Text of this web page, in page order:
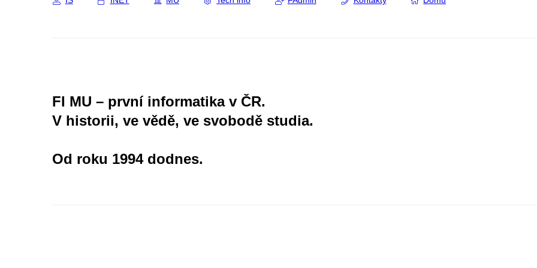
FI MU – první informatika v ČR.
V historii, ve vědě, ve svobodě studia.
Od roku 1994 dodnes.